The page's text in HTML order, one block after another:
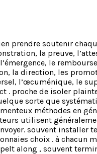
prendre soutenir
la preuve,
le
la direction, les
l’œcuménique, le
. proche de isoler
sorte que
méthodes en
utilisent
souvent installer
choix . à chacun
along , souvent